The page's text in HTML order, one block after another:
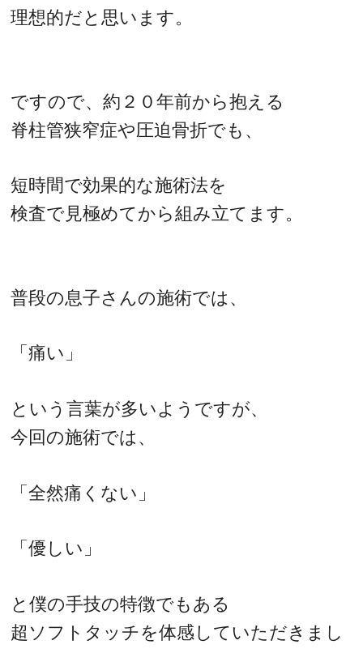
理想的だと思います。
ですので、約２０年前から抱える
脊柱管狭窄症や圧迫骨折でも、
短時間で効果的な施術法を
検査で見極めてから組み立てます。
普段の息子さんの施術では、
「痛い」
という言葉が多いようですが、
今回の施術では、
「全然痛くない」
「優しい」
と僕の手技の特徴でもある
超ソフトタッチを体感していただきまし